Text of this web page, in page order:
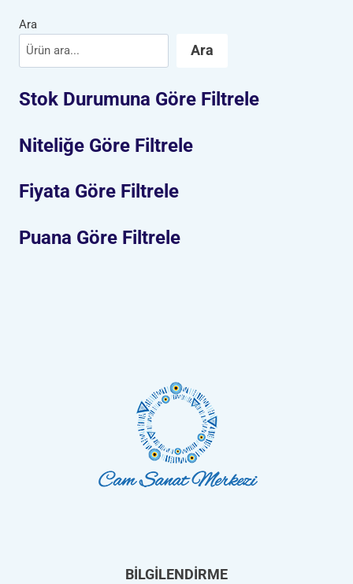
Ara
Ara
Stok Durumuna Göre Filtrele
Niteliğe Göre Filtrele
Fiyata Göre Filtrele
Puana Göre Filtrele
BİLGİLENDİRME